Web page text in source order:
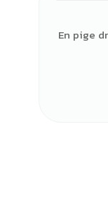
En pige